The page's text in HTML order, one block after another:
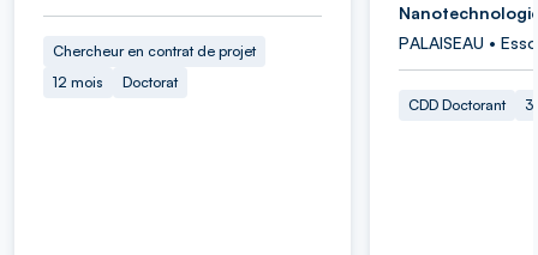
Chercheur en contrat de projet
12 mois
Doctorat
PALAISEAU •
CDD Doctorant